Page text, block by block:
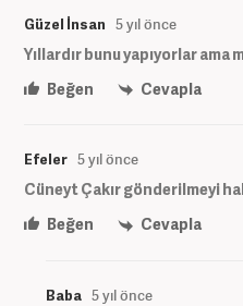
Güzel İnsan 5 yıl önce
Yıllardır bunu yapıyorlar
Beğen
Cevapla
Efeler 5 yıl önce
Cüneyt Çakır gönderilmeyi
Beğen
Cevapla
Baba 5 yıl önce